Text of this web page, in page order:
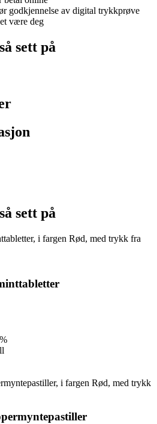
godkjennelse av digital trykkprøve
være deg
sett på
sett på